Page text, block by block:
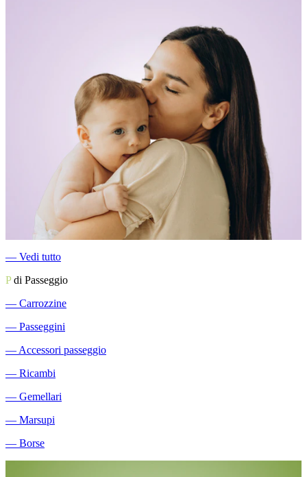
― Vedi tutto
Pdi Passeggio
― Carrozzine
― Passeggini
― Accessori passeggio
― Ricambi
― Gemellari
― Marsupi
― Borse